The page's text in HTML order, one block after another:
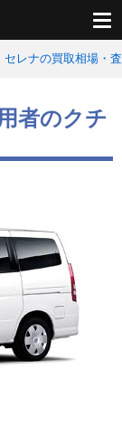
セレナの買取相場・
者のクチ